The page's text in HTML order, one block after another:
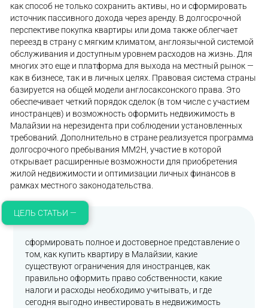
как способ не только сохранить активы, но и сформировать
источник пассивного дохода через аренду. В долгосрочной
перспективе покупка квартиры или дома также облегчает
переезд в страну с мягким климатом, англоязычной системой
обслуживания и доступным уровнем расходов на жизнь. Для
многих это еще и платформа для выхода на местный рынок —
как в бизнесе, так и в личных целях. Правовая система страны
базируется на общей модели англосаксонского права. Это
обеспечивает четкий порядок сделок (в том числе с участием
иностранцев) и возможность оформить недвижимость в
Малайзии на нерезидента при соблюдении установленных
требований. Дополнительно в стране реализуется программа
долгосрочного пребывания MM2H, участие в которой
открывает расширенные возможности для приобретения
жилой недвижимости и оптимизации личных финансов в
рамках местного законодательства.
ЦЕЛЬ СТАТЬИ —
сформировать полное и достоверное представление о
том, как купить квартиру в Малайзии, какие
существуют ограничения для иностранцев, как
правильно оформить право собственности, какие
налоги и расходы необходимо учитывать, и где
сегодня выгодно инвестировать в недвижимость